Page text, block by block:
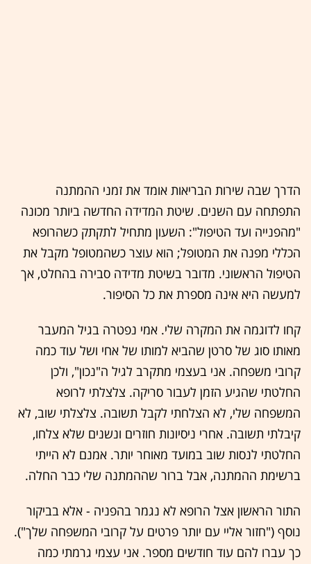
הדרך שבה שירות הבריאות אומד את זמני ההמתנה
התפתחה עם השנים. שיטת המדידה החדשה ביותר מכונה
"מהפנייה ועד הטיפול": השעון מתחיל לתקתק כשהרופא
הכללי מפנה את המטופל; הוא עוצר כשהמטופל מקבל את
הטיפול הראשוני. מדובר בשיטת מדידה סבירה בהחלט, אך
למעשה היא אינה מספרת את כל הסיפור.
קחו לדוגמה את המקרה שלי. אמי נפטרה בגיל המעבר
מאותו סוג של סרטן שהביא למותו של אחי ושל עוד כמה
קרובי משפחה. אני בעצמי מתקרב לגיל ה"נכון", ולכן
החלטתי שהגיע הזמן לעבור סריקה. צלצלתי לרופא
המשפחה שלי, לא הצלחתי לקבל תשובה. צלצלתי שוב, לא
קיבלתי תשובה. אחרי ניסיונות חוזרים ונשנים שלא צלחו,
החלטתי לנסות שוב במועד מאוחר יותר. אמנם לא הייתי
ברשימת ההמתנה, אבל ברור שההמתנה שלי כבר החלה.
התור הראשון אצל הרופא לא נגמר בהפניה - אלא בביקור
נוסף ("חזור אליי עם יותר פרטים על קרובי המשפחה שלך").
כך עברו להם עוד חודשים מספר. אני עצמי גרמתי כמה